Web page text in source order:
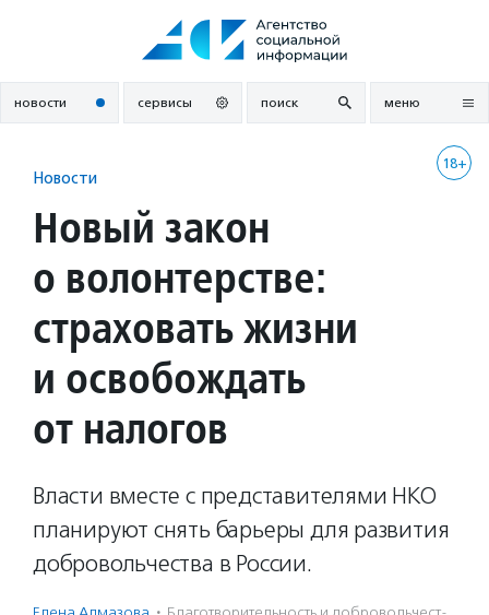
новости сервисы поиск меню
18+
Новости
Новый закон
о волонтерстве:
страховать жизни
и освобождать
от налогов
Власти вместе с представителями НКО
планируют снять барьеры для развития
добровольчества в России.